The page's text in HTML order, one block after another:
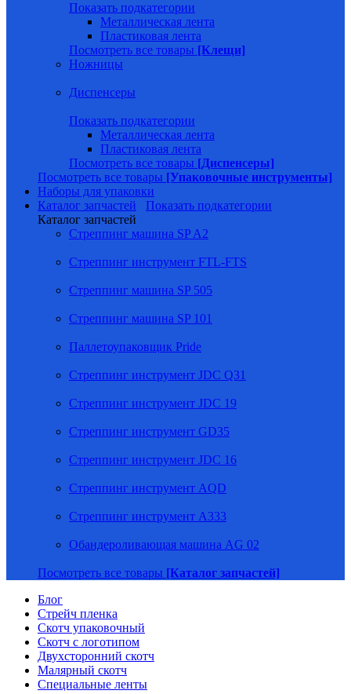
Показать подкатегории
Металлическая лента
Пластиковая лента
Посмотреть все товары [Клещи]
Ножницы
Диспенсеры
Показать подкатегории
Металлическая лента
Пластиковая лента
Посмотреть все товары [Диспенсеры]
Посмотреть все товары [Упаковочные инструменты]
Наборы для упаковки
Каталог запчастей
Показать подкатегории
Каталог запчастей
Стреппинг машина SP A2
Стреппинг инструмент FTL-FTS
Стреппинг машина SP 505
Стреппинг машина SP 101
Паллетоупаковщик Pride
Стреппинг инструмент JDC Q31
Стреппинг инструмент JDC 19
Стреппинг инструмент GD35
Стреппинг инструмент JDC 16
Стреппинг инструмент AQD
Стреппинг инструмент A333
Обандероливающая машина AG 02
Посмотреть все товары [Каталог запчастей]
Блог
Стрейч пленка
Скотч упаковочный
Скотч с логотипом
Двухсторонний скотч
Малярный скотч
Специальные ленты